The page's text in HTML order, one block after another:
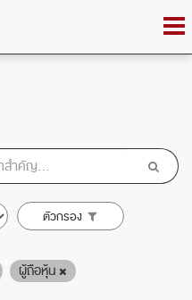
ตัวกรอง
ผู้ถือหุ้น